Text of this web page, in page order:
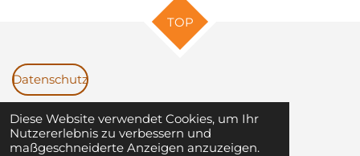
Diese Website verwendet Cookies, um Ihr
Nutzererlebnis zu verbessern und
maßgeschneiderte Anzeigen anzuzeigen.
TOP
Datenschutz
Impressum
© 2023-2026 Fun-Divers-Lanzarote- René